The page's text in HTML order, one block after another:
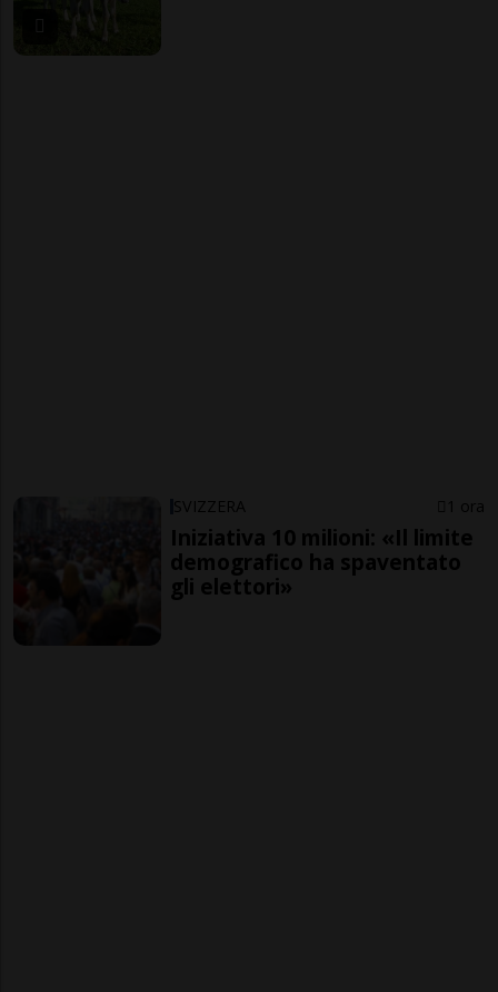
SVIZZERA 1 ora
Iniziativa 10 milioni: «Il limite
demografico ha spaventato
gli elettori»